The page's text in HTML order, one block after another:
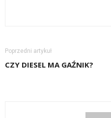
Poprzedni artykuł
CZY DIESEL MA GAŹNIK?